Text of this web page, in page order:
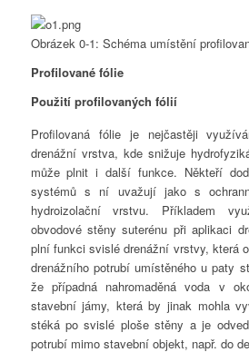
Obrázek 0-1: Schéma umístění
Profilované fólie
Použití profilovaných fólií
Profilovaná fólie je nejčastěji
drenážní vrstva, kde snižuje
může plnit i další funkce. Někteří
systémů s ní uvažují jako s
hydroizolační vrstvu. Příkladem
obvodové stěny suterénu při aplikaci
plní funkci svislé drenážní vrstvy, která
drenážního potrubí umístěného u paty
že případná nahromaděná voda v
stavební jámy, která by jinak mohla
stéká po svislé ploše stěny a je
potrubí mimo stavební objekt, např. do